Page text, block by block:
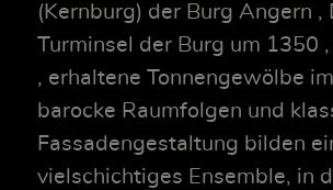
(Kernburg) der Burg Angern ,
Turminsel der Burg um 1350
, erhaltene Tonnengewölbe
barocke Raumfolgen und
Fassadengestaltung bilden
vielschichtiges Ensemble, in